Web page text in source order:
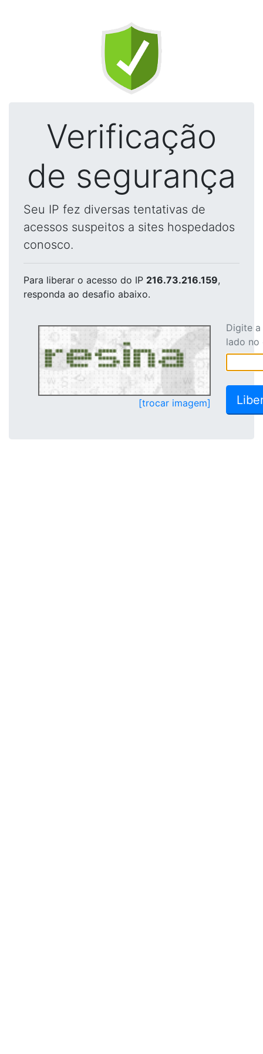
Verificação
de segurança
Seu IP fez diversas tentativas de
acessos suspeitos a sites hospedados
conosco.
Para liberar o acesso do IP 216.73.216.159,
responda ao desafio abaixo.
[trocar imagem]
Digite
lado no